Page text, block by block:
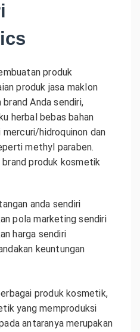
produk
produk jasa maklon
Anda sendiri,
herbal bebas bahan
hidroquinon dan
methyl paraben.
produk kosmetik
anda sendiri
pola marketing sendiri
harga sendiri
keuntungan
produk kosmetik,
yang memproduksi
antaranya merupakan